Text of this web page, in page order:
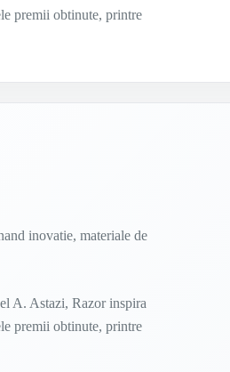
premii obtinute, printre
inovatie, materiale de
A. Astazi, Razor inspira
premii obtinute, printre